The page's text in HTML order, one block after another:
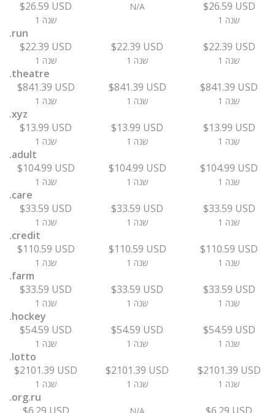
$26.59 USD
1 שנה
N/A $26.59 USD
1 שנה
.run
$22.39 USD
1 שנה
$22.39 USD
1 שנה
$22.39 USD
1 שנה
.theatre
$841.39 USD
1 שנה
$841.39 USD
1 שנה
$841.39 USD
1 שנה
.xyz
$13.99 USD
1 שנה
$13.99 USD
1 שנה
$13.99 USD
1 שנה
.adult
$104.99 USD
1 שנה
$104.99 USD
1 שנה
$104.99 USD
1 שנה
.care
$33.59 USD
1 שנה
$33.59 USD
1 שנה
$33.59 USD
1 שנה
.credit
$110.59 USD
1 שנה
$110.59 USD
1 שנה
$110.59 USD
1 שנה
.farm
$33.59 USD
1 שנה
$33.59 USD
1 שנה
$33.59 USD
1 שנה
.hockey
$54.59 USD
1 שנה
$54.59 USD
1 שנה
$54.59 USD
1 שנה
.lotto
$2101.39 USD
1 שנה
$2101.39 USD
1 שנה
$2101.39 USD
1 שנה
.org.ru